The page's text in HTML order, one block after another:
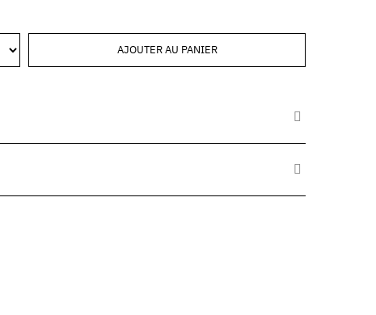
AJOUTER AU PANIER